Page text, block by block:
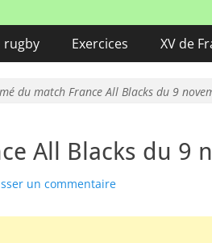
rugby Exercices XV de
du match France All Blacks du 9
All Blacks du 9
un commentaire